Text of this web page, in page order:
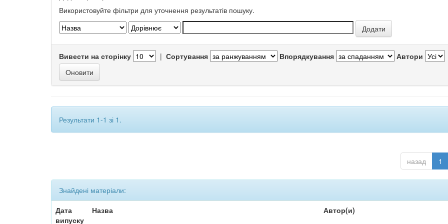
Використовуйте фільтри для уточнення результатів пошуку.
Вивести на сторінку | Сортування Впорядкування Автори
Результати 1-1 зі 1.
назад 1
Знайдені матеріали:
Дата
випуску
Назва Автор(и)